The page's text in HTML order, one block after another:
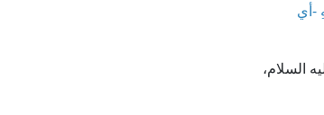
-أي
السلام،